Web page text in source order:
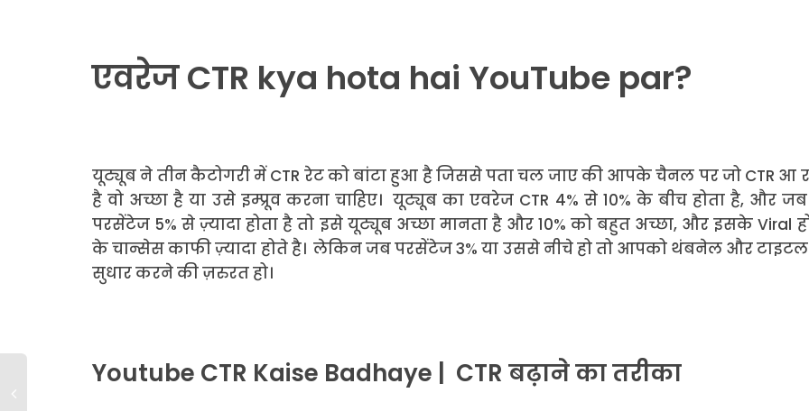
एवरेज CTR kya hota hai YouTube par?
यूट्यूब ने तीन कैटोगरी में CTR रेट को बांटा हुआ है जिससे पता चल जाए की आपके चैनल पर जो CTR आ
है वो अच्छा है या उसे इम्प्रूव करना चाहिए। यूट्यूब का एवरेज CTR 4% से 10% के बीच होता है, और
परसेंटेज 5% से ज़्यादा होता है तो इसे यूट्यूब अच्छा मानता है और 10% को बहुत अच्छा, और इसके Viral
के चान्सेस काफी ज़्यादा होते है। लेकिन जब परसेंटेज 3% या उससे नीचे हो तो आपको थंबनेल और
सुधार करने की ज़रुरत हो।
Youtube CTR Kaise Badhaye | CTR बढ़ाने का तरीका